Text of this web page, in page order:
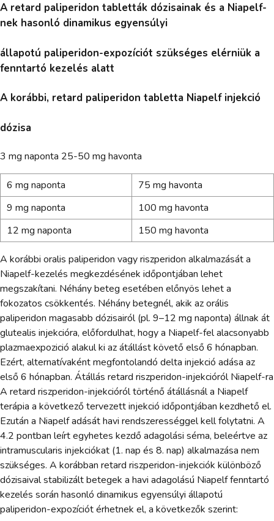
A retard paliperidon tabletták dózisainak és a Niapelf-
nek hasonló dinamikus egyensúlyi
állapotú paliperidon-expozíciót szükséges elérniük a
fenntartó kezelés alatt
A korábbi, retard paliperidon tabletta Niapelf injekció
dózisa
3 mg naponta 25-50 mg havonta
6 mg naponta
75 mg havonta
9 mg naponta
100 mg havonta
12 mg naponta
150 mg havonta
A korábbi oralis paliperidon vagy riszperidon alkalmazását a
Niapelf-kezelés megkezdésének időpontjában lehet
megszakítani. Néhány beteg esetében előnyös lehet a
fokozatos csökkentés. Néhány betegnél, akik az orális
paliperidon magasabb dózisairól (pl. 9–12 mg naponta) állnak át
glutealis injekcióra, előfordulhat, hogy a Niapelf-fel alacsonyabb
plazmaexpozició alakul ki az átállást követő első 6 hónapban.
Ezért, alternatívaként megfontolandó delta injekció adása az
első 6 hónapban. Átállás retard riszperidon-injekcióról Niapelf-ra
A retard riszperidon-injekcióról történő átállásnál a Niapelf
terápia a következő tervezett injekció időpontjában kezdhető el.
Ezután a Niapelf adását havi rendszerességgel kell folytatni. A
4.2 pontban leírt egyhetes kezdő adagolási séma, beleértve az
intramuscularis injekciókat (1. nap és 8. nap) alkalmazása nem
szükséges. A korábban retard riszperidon-injekciók különböző
dózisaival stabilizált betegek a havi adagolású Niapelf fenntartó
kezelés során hasonló dinamikus egyensúlyi állapotú
paliperidon-expozíciót érhetnek el, a következők szerint: